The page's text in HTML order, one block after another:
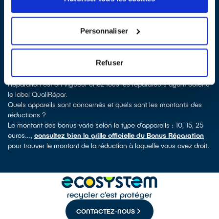
Personnaliser
Refuser
. En cliquant sur la fiche détaillée du réparateur, vous
découvrirez pour quels types d’appareils ce professionnel a
télévision, informatique, outils électriques : à chaque famille
d’appareils son réparateur spécialisé et labellisé QualiRépar.
Consulter l’annuaire
Comment bénéficier du Bonus Réparation à Loon-Plage ?
Immédiatement déduit de la facture par le réparateur, le Bonus
Réparation est en vigueur chez tous les réparateurs ayant obtenu
le label QualiRépar.
Quels appareils sont concernés et quels sont les montants des
réductions ?
Le montant des bonus varie selon le type d’appareils : 10, 15, 25
euros..., consultez bien la grille officielle du Bonus Réparation
pour trouver le montant de la réduction à laquelle vous avez droit.
CONTACTEZ-NOUS